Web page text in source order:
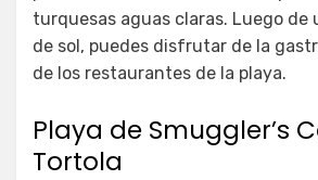
turquesas aguas claras. Luego de
de sol, puedes disfrutar de la
de los restaurantes de la playa.
Playa de Smuggler’s
Tortola